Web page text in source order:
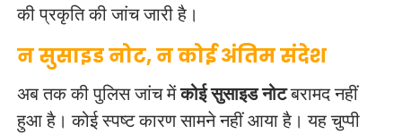
की प्रकृति की जांच जारी है।
न सुसाइड नोट, न कोई अंतिम संदेश
अब तक की पुलिस जांच मेंकोई सुसाइड नोटबरामद नहीं
हुआ है। कोई स्पष्ट कारण सामने नहीं आया है। यह चुप्पी